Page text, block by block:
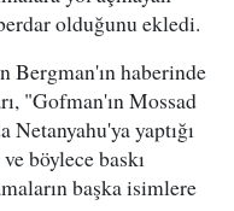
olduğunu ekledi.
Bergman'ın haberinde
"Gofman'ın Mossad
Netanyahu'ya yaptığı
böylece baskı
başka isimlere